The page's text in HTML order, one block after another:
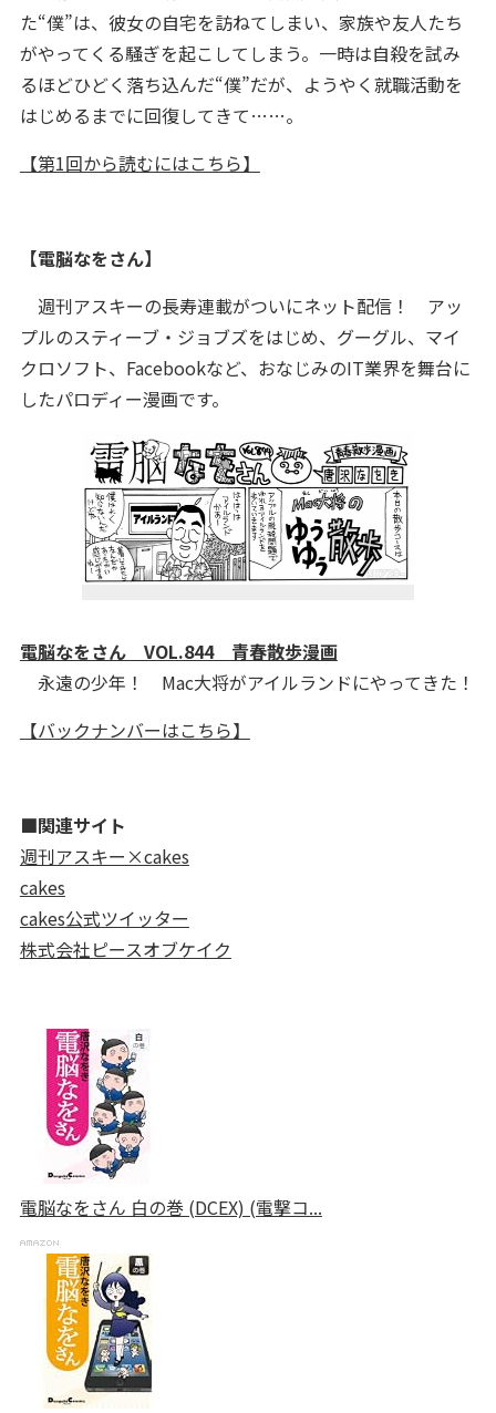
た“僕”は、彼女の自宅を訪ねてしまい、家族や友人たち
がやってくる騒ぎを起こしてしまう。一時は自殺を試み
るほどひどく落ち込んだ“僕”だが、ようやく就職活動を
はじめるまでに回復してきて……。
【第1回から読むにはこちら】
【電脳なをさん】
週刊アスキーの長寿連載がついにネット配信！ アッ
プルのスティーブ・ジョブズをはじめ、グーグル、マイ
クロソフト、Facebookなど、おなじみのIT業界を舞台に
したパロディー漫画です。
電脳なをさん VOL.844 青春散歩漫画
永遠の少年！ Mac大将がアイルランドにやってきた！
【バックナンバーはこちら】
■関連サイト
週刊アスキー×cakes
cakes
cakes公式ツイッター
株式会社ピースオブケイク
電脳なをさん 白の巻 (DCEX) (電撃コ...